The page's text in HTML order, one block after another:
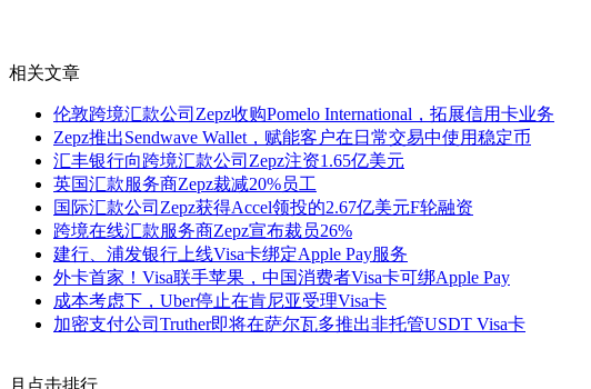
相关文章
伦敦跨境汇款公司Zepz收购Pomelo International，拓展信用卡业务
Zepz推出Sendwave Wallet，赋能客户在日常交易中使用稳定币
汇丰银行向跨境汇款公司Zepz注资1.65亿美元
英国汇款服务商Zepz裁减20%员工
国际汇款公司Zepz获得Accel领投的2.67亿美元F轮融资
跨境在线汇款服务商Zepz宣布裁员26%
建行、浦发银行上线Visa卡绑定Apple Pay服务
外卡首家！Visa联手苹果，中国消费者Visa卡可绑Apple Pay
成本考虑下，Uber停止在肯尼亚受理Visa卡
加密支付公司Truther即将在萨尔瓦多推出非托管USDT Visa卡